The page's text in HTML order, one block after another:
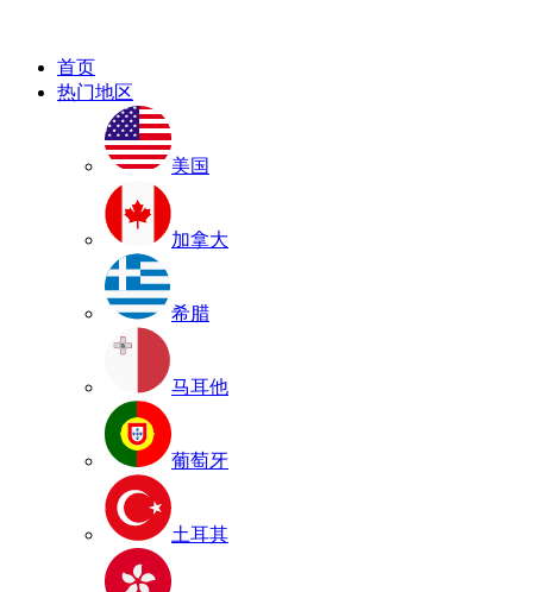
首页
热门地区
美国
加拿大
希腊
马耳他
葡萄牙
土耳其